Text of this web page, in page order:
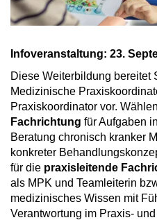
Infoveranstaltung: 23.
Diese Weiterbildung bereitet
Medizinische
Praxiskoordinator vor.
Fachrichtung für Aufgaben
Beratung chronisch kranker
konkreter
für die praxisleitende
als MPK und Teamleiterin
medizinisches Wissen mit
Verantwortung im Praxis-